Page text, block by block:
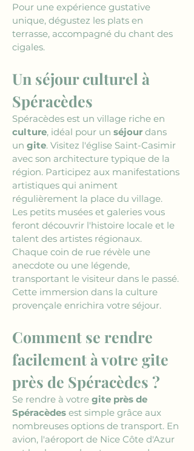
Pour une expérience gustative
unique, dégustez les plats en
terrasse, accompagné du chant des
cigales.
Un séjour culturel à
Spéracèdes
Spéracèdes est un village riche en
culture, idéal pour un séjour dans
un gite. Visitez l'église Saint-Casimir
avec son architecture typique de la
région. Participez aux manifestations
artistiques qui animent
régulièrement la place du village.
Les petits musées et galeries vous
feront découvrir l'histoire locale et le
talent des artistes régionaux.
Chaque coin de rue révèle une
anecdote ou une légende,
transportant le visiteur dans le passé.
Cette immersion dans la culture
provençale enrichira votre séjour.
Comment se rendre
facilement à votre gite
près de Spéracèdes ?
Se rendre à votre gite près de
Spéracèdes est simple grâce aux
nombreuses options de transport. En
avion, l'aéroport de Nice Côte d'Azur